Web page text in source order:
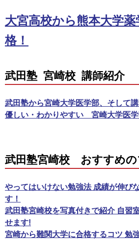
大宮高校から熊本大学
格！
武田塾 宮崎校 講師紹介
武田塾から宮崎大学医学部、そして
優しい・わかりやすい 宮崎大学医
武田塾宮崎校 おすすめの
やってはいけない勉強法 成績が伸び
す！
武田塾宮崎校を写真付きで紹介 自習
せます!
宮崎から難関大学に合格するコツ 勉